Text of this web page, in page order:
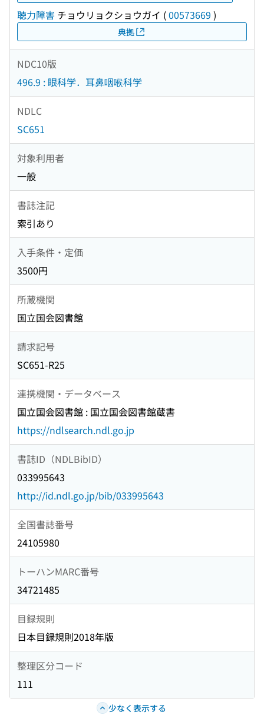
聴力障害 チョウリョクショウガイ (00573669 )
典拠
NDC10版
496.9 : 眼科学．耳鼻咽喉科学
NDLC
SC651
対象利用者
一般
書誌注記
索引あり
入手条件・定価
3500円
所蔵機関
国立国会図書館
請求記号
SC651-R25
連携機関・データベース
国立国会図書館 : 国立国会図書館蔵書
https://ndlsearch.ndl.go.jp
書誌ID（NDLBibID）
033995643
http://id.ndl.go.jp/bib/033995643
全国書誌番号
24105980
トーハンMARC番号
34721485
目録規則
日本目録規則2018年版
整理区分コード
111
少なく表示する